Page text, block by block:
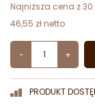
Najniższa cena z
46,55 zł netto
- +
PRODUKT